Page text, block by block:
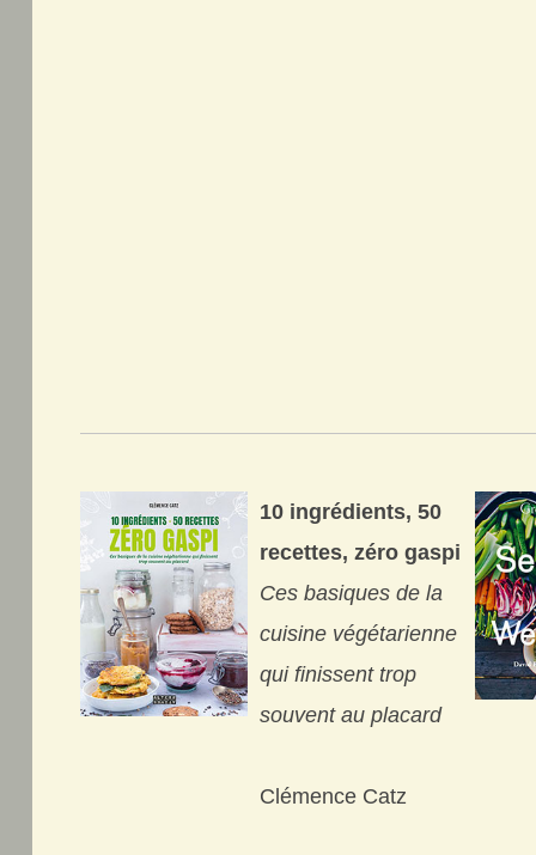
10 ingrédients, 50
recettes, zéro gaspi
Ces basiques de la
cuisine végétarienne
qui finissent trop
souvent au placard
Clémence Catz